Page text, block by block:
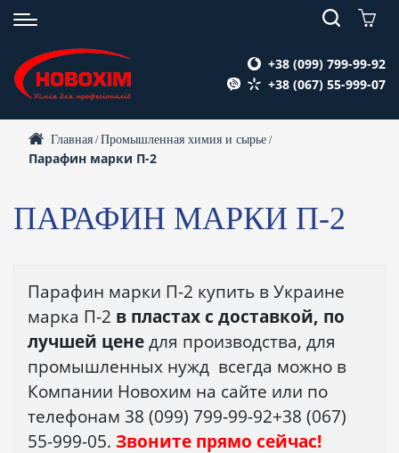
+38 (099) 799-99-92
+38 (067) 55-999-07
Главная /Промышленная химия и сырье /
Парафин марки П-2
ПАРАФИН МАРКИ П-2
Парафин марки П-2 купить в Украине
марка П-2 в пластах с доставкой, по
лучшей цене для производства, для
промышленных нужд всегда можно в
Компании Новохим на сайте или по
телефонам 38 (099) 799-99-92+38 (067)
55-999-05. Звоните прямо сейчас!